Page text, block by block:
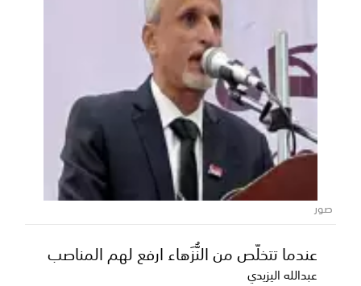
المحافظ بن الوزير يؤكد دعم السلطة
المحلية للمشاريع الخدمية والتنموية
بمديرية بيحان
أكد محافظ محافظة شبوة، رئيس المجلس المحلي، عوض
محمد بن الوزير، حرص السلطة المحلية على تقديم كافة
أوج...
صور
عندما تتخلّص من النُّزَهاء ارفع لهم المناصب
عبدالله اليزيدي